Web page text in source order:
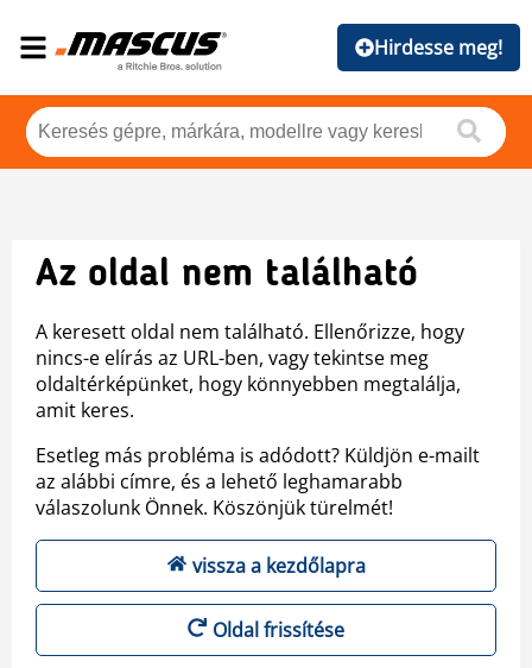
Hirdesse meg!
Az oldal nem található
A keresett oldal nem található. Ellenőrizze, hogy
nincs-e elírás az URL-ben, vagy tekintse meg
oldaltérképünket, hogy könnyebben megtalálja,
amit keres.
Esetleg más probléma is adódott? Küldjön e-mailt
az alábbi címre, és a lehető leghamarabb
válaszolunk Önnek. Köszönjük türelmét!
vissza a kezdőlapra
Oldal frissítése